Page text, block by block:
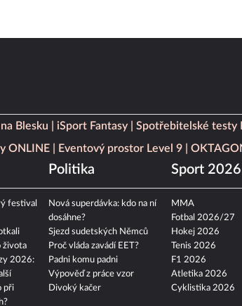
Blesku iSport Fantasy Spotřebitelské testy
ONLINE Eventový prostor Level 9
festival
života
2026:
při
Politika
Nová superdávka: kdo na ní
dosáhne?
Sjezd sudetských Němců
Proč vláda zavádí EET?
Padni komu padni
Výpověď z práce vzor
Divoký kačer
Sport 2026
MMA
Fotbal 2026/27
Hokej 2026
Tenis 2026
F1 2026
Atletika 2026
Cyklistika 2026